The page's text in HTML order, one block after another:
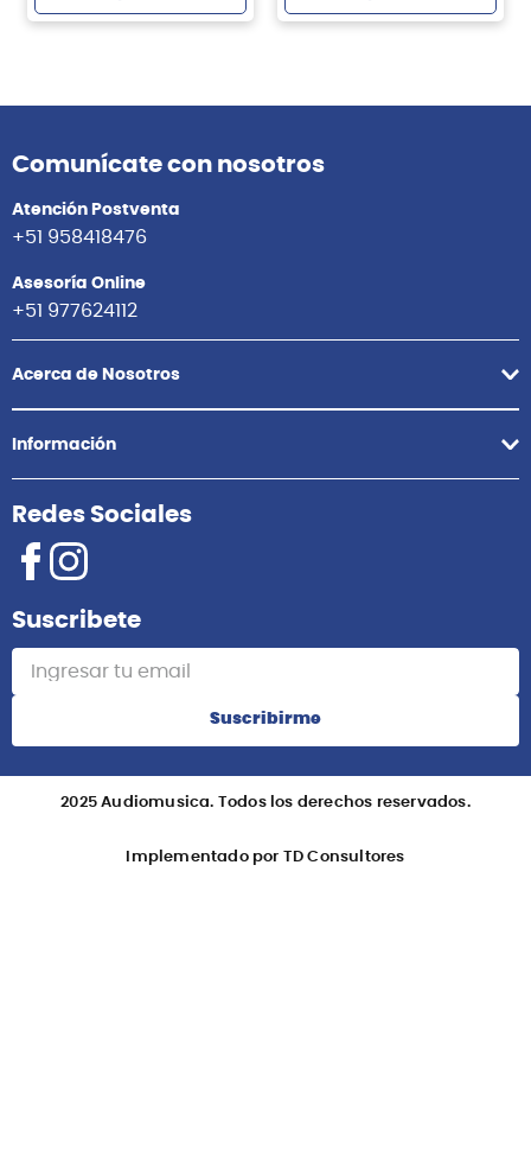
Comunícate con nosotros
Atención Postventa
+51 958418476
Asesoría Online
+51 977624112
Acerca de Nosotros
Información
Redes Sociales
Suscribete
Suscribirme
2025 Audiomusica. Todos los derechos reservados.
Implementado por TD Consultores